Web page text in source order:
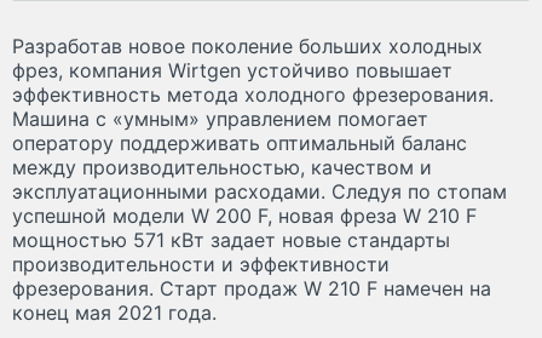
Разработав новое поколение больших холодных
фрез, компания Wirtgen устойчиво повышает
эффективность метода холодного фрезерования.
Машина с «умным» управлением помогает
оператору поддерживать оптимальный баланс
между производительностью, качеством и
эксплуатационными расходами. Следуя по стопам
успешной модели W 200 F, новая фреза W 210 F
мощностью 571 кВт задает новые стандарты
производительности и эффективности
фрезерования. Старт продаж W 210 F намечен на
конец мая 2021 года.